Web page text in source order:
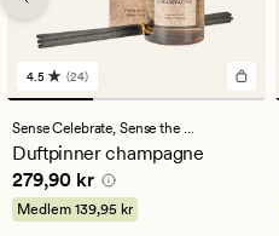
24
anmeldelser
med
en
gjennomsnittlig
vurdering
på
4.5
4.5 (24)
Sense Celebrate, Sense the Moment
Duftpinner champagne
Pris 279,90 kr
279,90 kr
Medlem 139,95 kr